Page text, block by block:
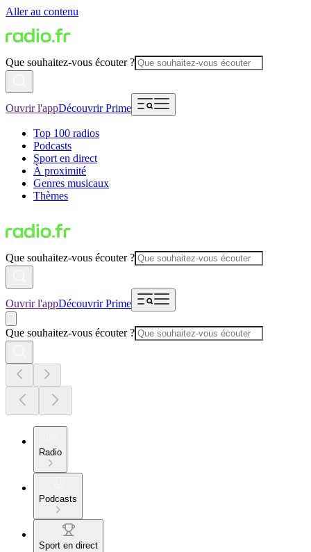
Aller au contenu
Que souhaitez-vous écouter ?
Ouvrir l'appDécouvrir Prime
Top 100 radios
Podcasts
Sport en direct
À proximité
Genres musicaux
Thèmes
Que souhaitez-vous écouter ?
Ouvrir l'appDécouvrir Prime
Que souhaitez-vous écouter ?
Radio
Podcasts
Sport en direct